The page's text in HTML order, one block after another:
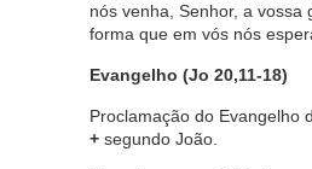
nós venha, Senhor, a vossa
forma que em vós nós
Evangelho (Jo 20,11-18)
Proclamação do Evangelho
+ segundo João.